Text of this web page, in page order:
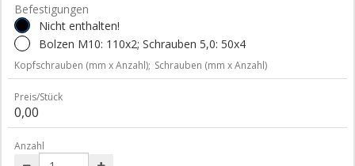
Befestigungen
Nicht enthalten!
Bolzen M10: 110x2; Schrauben 5,0: 50x4
Kopfschrauben (mm x Anzahl); Schrauben (mm x Anzahl)
Preis/Stück
0,00
Anzahl